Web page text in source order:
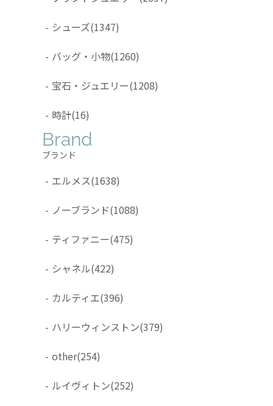
- シューズ(1347)
- バッグ・小物(1260)
- 宝石・ジュエリー(1208)
- 時計(16)
Brand
ブランド
- エルメス(1638)
- ノーブランド(1088)
- ティファニー(475)
- シャネル(422)
- カルティエ(396)
- ハリーウィンストン(379)
- other(254)
- ルイヴィトン(252)